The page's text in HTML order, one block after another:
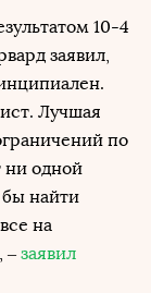
10-4
заявил,
Лучшая
по
ни одной
найти
на
– заявил